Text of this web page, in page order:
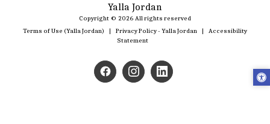
Yalla Jordan
Copyright © 2026 All rights reserved
Terms of Use (Yalla Jordan) | Privacy Policy - Yalla Jordan | Accessibility
Statement